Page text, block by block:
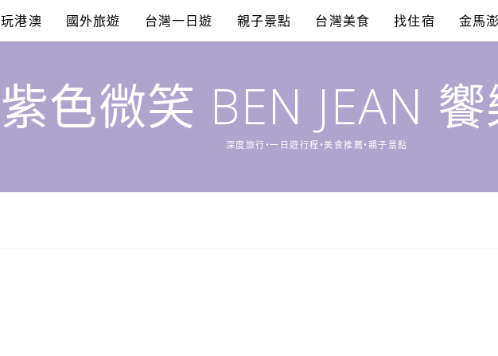
玩港澳 國外旅遊 台灣一日遊 親子景點 台灣美食 找住宿 金馬澎
紫色微笑 BEN JEAN
深度旅行•一日遊行程•美食推薦•親子景點